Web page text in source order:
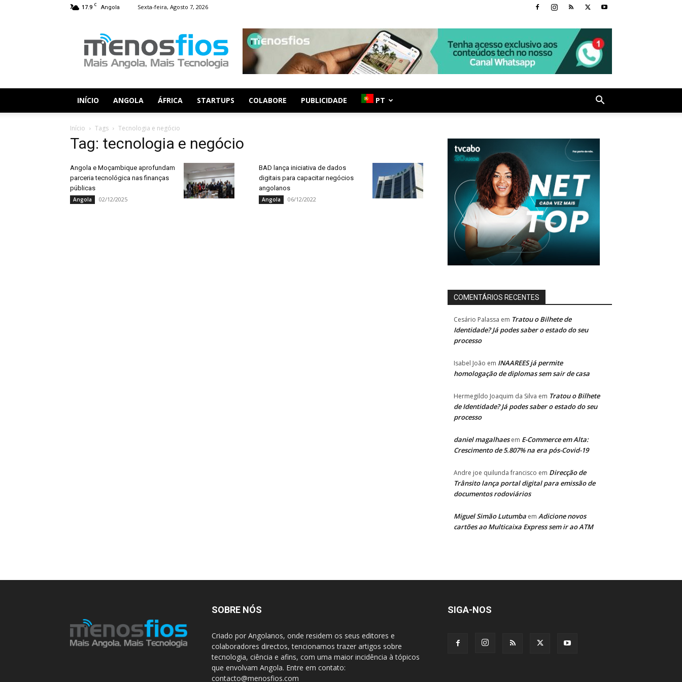
17.9 C Angola Sexta-feira, Agosto 7, 2026
Fios
INÍCIO ANGOLA ÁFRICA STARTUPS COLABORE PUBLICIDADE PT
Início Tags Tecnologia e negócio
Tag: tecnologia e negócio
Angola e Moçambique aprofundam
parceria tecnológica nas finanças
públicas
Angola 02/12/2025
BAD lança iniciativa de dados
digitais para capacitar negócios
angolanos
Angola 06/12/2022
COMENTÁRIOS RECENTES
Cesário Palassa em Tratou o Bilhete de
Identidade? Já podes saber o estado do seu
processo
Isabel João em INAAREES já permite
homologação de diplomas sem sair de casa
Hermegildo Joaquim da Silva em Tratou o Bilhete
de Identidade? Já podes saber o estado do seu
processo
daniel magalhaesem E-Commerce em Alta:
Crescimento de 5.807% na era pós-Covid-19
Andre joe quilunda francisco em Direcção de
Trânsito lança portal digital para emissão de
documentos rodoviários
Miguel Simão Lutumba em Adicione novos
cartões ao Multicaixa Express sem ir ao ATM
SOBRE NÓS
Criado por Angolanos, onde residem os seus editores e
colaboradores directos, tencionamos trazer artigos sobre
tecnologia, ciência e afins, com uma maior incidência à tópicos
que envolvam Angola. Entre em contato:
contacto@menosfios.com
SIGA-NOS